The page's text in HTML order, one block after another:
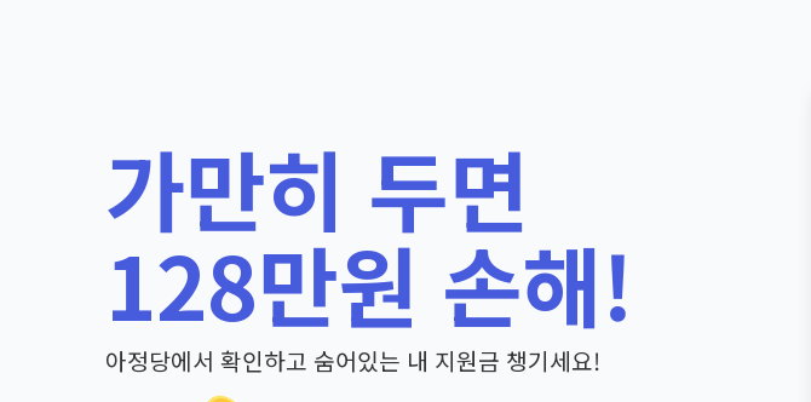
가만히 두면
128만원 손해!
아정당에서 확인하고 숨어있는 내 지원금 챙기세요!